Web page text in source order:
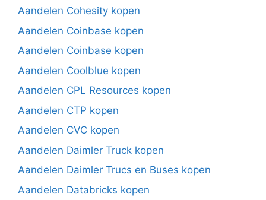
Aandelen Cohesity kopen
Aandelen Coinbase kopen
Aandelen Coinbase kopen
Aandelen Coolblue kopen
Aandelen CPL Resources kopen
Aandelen CTP kopen
Aandelen CVC kopen
Aandelen Daimler Truck kopen
Aandelen Daimler Trucs en Buses kopen
Aandelen Databricks kopen